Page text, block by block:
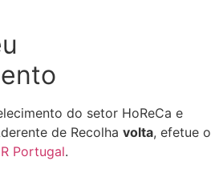
do setor HoReCa e
de Recolha volta, efetue o
Portugal.